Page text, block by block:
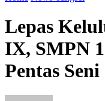
Lepas
IX, SMPN
Pentas Seni